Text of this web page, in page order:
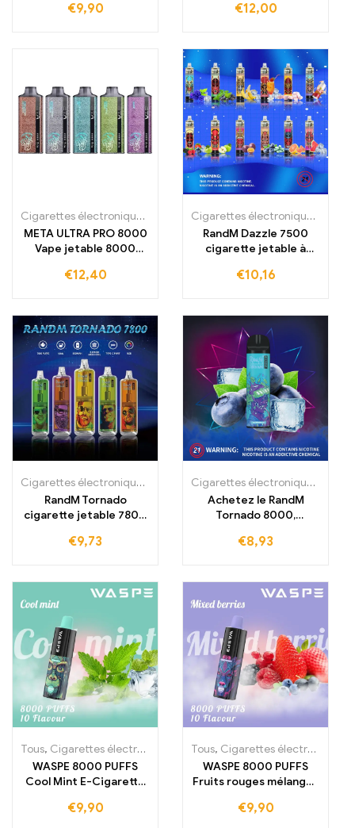
Pastèque sans taxe et
€9,90
bouffées
€12,00
Cigarettes électroniques jetables ,Cigarettes électroniques
META ULTRA PRO 8000
Vape jetable 8000
€12,40
Cigarettes électroniques jetables
RandM Dazzle 7500
cigarette jetable à
€10,16
Cigarettes électroniques jetables ,Cigarettes électroniques
RandM Tornado
cigarette jetable 7800
7800 bouffées
€9,73
Cigarettes électroniques jetables
Achetez le RandM
Tornado 8000,
jetable, 8000 bouffées
€8,93
Tous, Cigarettes électroniques jetables ,Cigarettes électroniques
WASPE 8000 PUFFS
Cool Mint E-Cigarette
menthe
€9,90
Tous, Cigarettes électroniques jetables
WASPE 8000 PUFFS
Fruits rouges mélangés
mélange de baies hors
€9,90